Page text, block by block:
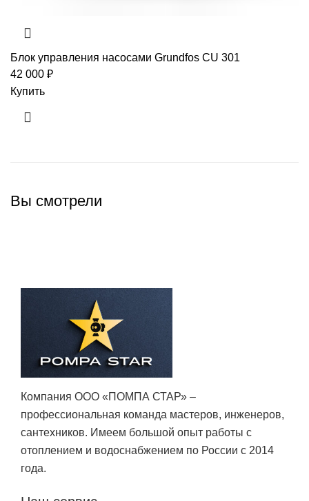
Блок управления насосами Grundfos CU 301
42 000 ₽
Купить
Вы смотрели
Компания ООО «ПОМПА СТАР» –
профессиональная команда мастеров, инженеров,
сантехников. Имеем большой опыт работы с
отоплением и водоснабжением по России с 2014
года.